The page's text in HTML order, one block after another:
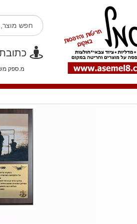
מ.ספק משרד הביטחון -83728730 |